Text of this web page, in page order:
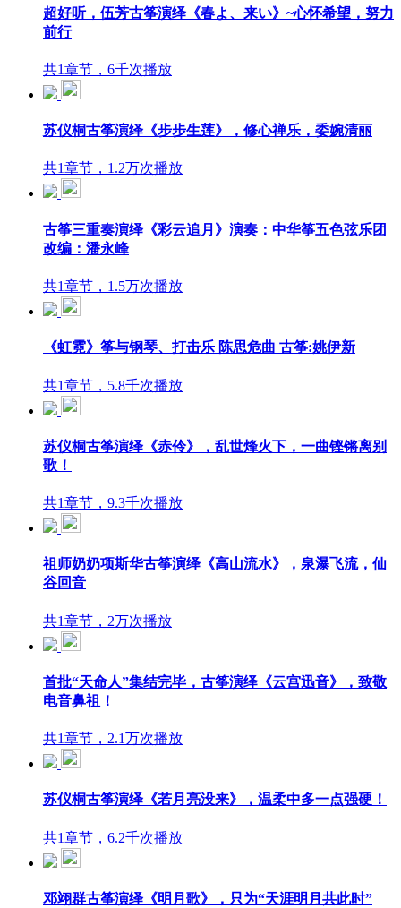
超好听，伍芳古筝演绎《春よ、来い》~心怀希望，努力
前行
共1章节，6千次播放
苏仪桐古筝演绎《步步生莲》，修心禅乐，委婉清丽
共1章节，1.2万次播放
古筝三重奏演绎《彩云追月》演奏：中华筝五色弦乐团
改编：潘永峰
共1章节，1.5万次播放
《虹霓》筝与钢琴、打击乐 陈思危曲 古筝:姚伊新
共1章节，5.8千次播放
苏仪桐古筝演绎《赤伶》，乱世烽火下，一曲铿锵离别
歌！
共1章节，9.3千次播放
祖师奶奶项斯华古筝演绎《高山流水》，泉瀑飞流，仙
谷回音
共1章节，2万次播放
首批“天命人”集结完毕，古筝演绎《云宫迅音》，致敬
电音鼻祖！
共1章节，2.1万次播放
苏仪桐古筝演绎《若月亮没来》，温柔中多一点强硬！
共1章节，6.2千次播放
邓翊群古筝演绎《明月歌》，只为“天涯明月共此时”